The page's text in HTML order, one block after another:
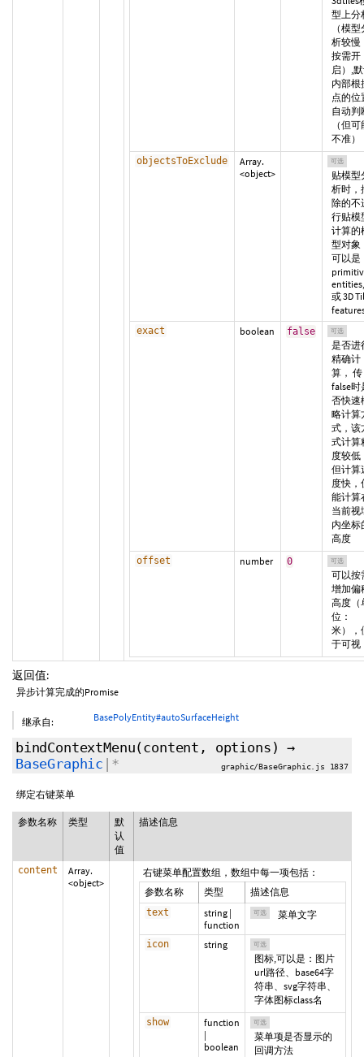
型上分
（模
析较慢
按需开
启）,
内部根
点的位
自动判
（但
不准）
objectsToExclude
Array.
<object>
可选
贴模型
析时，
除的不
行贴模
计算的
型对象
可以是
entities,
或 3D
exact boolean false 可选
是否进
精确计
算， 传
false时
否快速
略计算
式，该
式计算
度较低
但计算
度快，
能计算
当前视
内坐标
高度
offset number 0 可选
可以按
增加偏
高度（
位：
米），
于可视
返回值:
异步计算完成的Promise
继承自: BasePolyEntity#autoSurfaceHeight
bindContextMenu(content, options ) →
BaseGraphic |* graphic/BaseGraphic.js 1837
绑定右键菜单
参数名称 类型
默
认
值
描述信息
content
Array.
<object>
右键菜单配置数组，数组中每一项包括：
参数名称
类型 描述信息
text string |
function
可选 菜单文字
icon string 可选
图标,可以是：图片
url路径、base64字
符串、svg字符串、
字体图标class名
show
function
|
boolean
可选
菜单项是否显示的
回调方法